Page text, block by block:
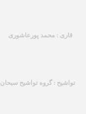
قاری : محمد پورعاشوری
تواشیح : گروه تواشیح سبحان